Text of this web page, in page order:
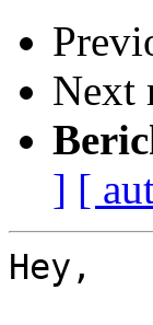
Next
] [
Hey,